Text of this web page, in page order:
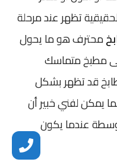
تظهر عند مرحلة
محترف هو ما يحول
مطبخ متماسك
قد تظهر بشكل
يمكن لفني خبير أن
عندما يكون